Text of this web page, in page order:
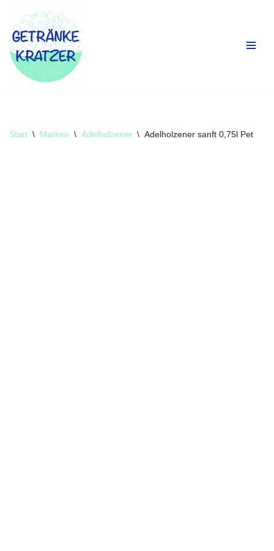
Zum
Inhalt
springen
Start \ Marken \ Adelholzener \ Adelholzener sanft 0,75l Pet